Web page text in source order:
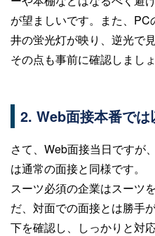
が望ましいです。また、
井の蛍光灯が映り、逆光で
その点も事前に確認しましょ
2. Web面接本番では
さて、Web面接当日ですが
は通常の面接と同様です。
スーツ必須の企業はスーツ
だ、対面での面接とは勝手
下を確認し、しっかりと対